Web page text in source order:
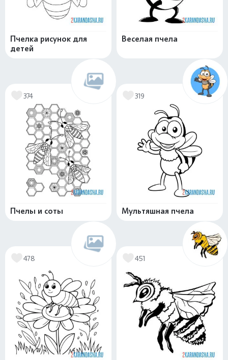
Пчелка рисунок для
детей
Веселая пчела
374
Пчелы и соты
319
Мультяшная пчела
478 451